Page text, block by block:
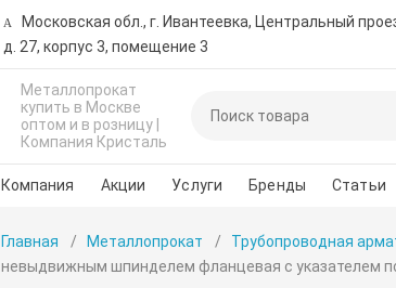
Московская обл., г. Ивантеевка, Центральный
д. 27, корпус 3, помещение 3
Металлопрокат
купить в Москве
оптом и в розницу |
Компания Кристаль
Компания Акции Услуги Бренды Статьи
Главная Металлопрокат Трубопроводная
невыдвижным шпинделем фланцевая с указателем